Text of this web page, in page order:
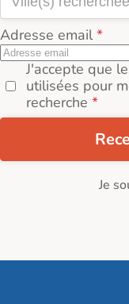
Adresse email
J'accepte que
utilisées pour
recherche
Je